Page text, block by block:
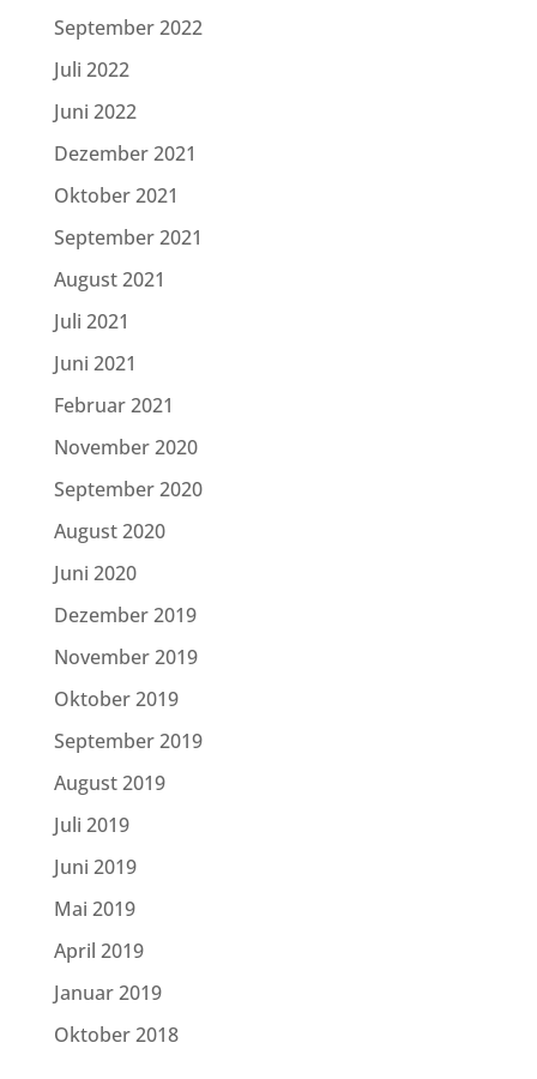
September 2022
Juli 2022
Juni 2022
Dezember 2021
Oktober 2021
September 2021
August 2021
Juli 2021
Juni 2021
Februar 2021
November 2020
September 2020
August 2020
Juni 2020
Dezember 2019
November 2019
Oktober 2019
September 2019
August 2019
Juli 2019
Juni 2019
Mai 2019
April 2019
Januar 2019
Oktober 2018